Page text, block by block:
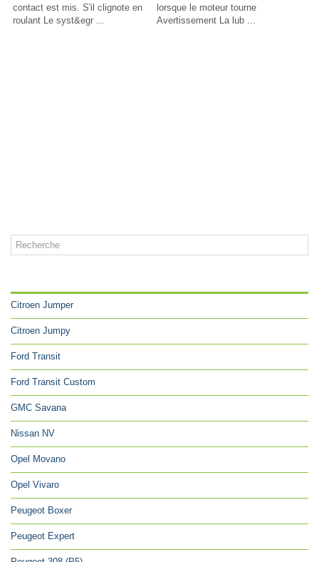
contact est mis. S'il clignote en
roulant Le syst&egr ...
lorsque le moteur tourne
Avertissement La lub ...
Citroen Jumper
Citroen Jumpy
Ford Transit
Ford Transit Custom
GMC Savana
Nissan NV
Opel Movano
Opel Vivaro
Peugeot Boxer
Peugeot Expert